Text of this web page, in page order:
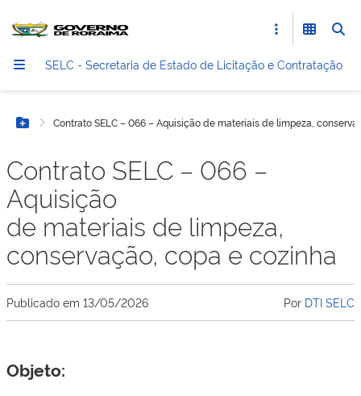
SELC - Secretaria de Estado de Licitação e Contratação
Botão Menu
Contrato SELC – 066 – Aquisição de materiais de limpeza,
Contrato SELC – 066 –
Aquisição
de materiais de limpeza,
conservação, copa e cozinha​
Publicado em 13/05/2026 Por DTI SELC
Objeto: